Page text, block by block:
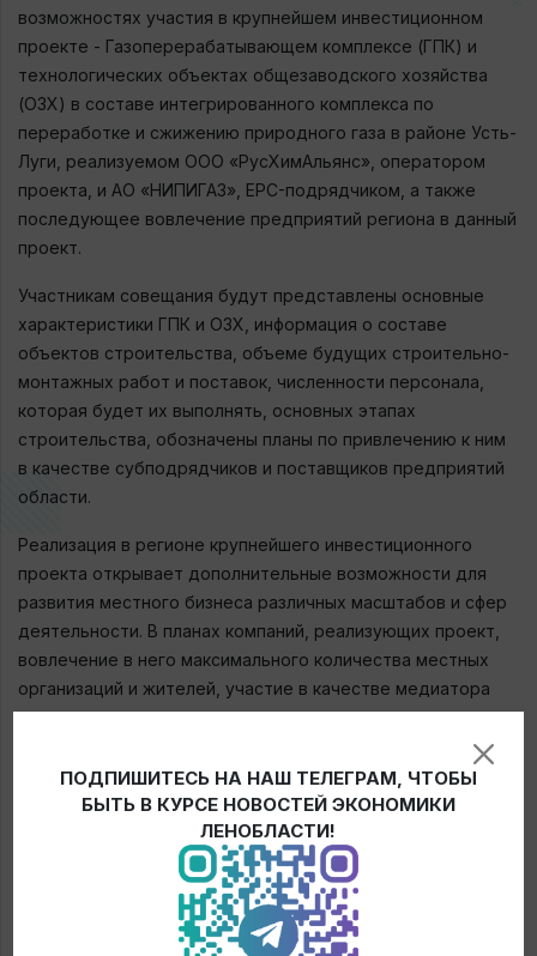
возможностях участия в крупнейшем инвестиционном
проекте - Газоперерабатывающем комплексе (ГПК) и
технологических объектах общезаводского хозяйства
(ОЗХ) в составе интегрированного комплекса по
переработке и сжижению природного газа в районе Усть-
Луги, реализуемом ООО «РусХимАльянс», оператором
проекта, и АО «НИПИГАЗ», EPC-подрядчиком, а также
последующее вовлечение предприятий региона в данный
проект.
Участникам совещания будут представлены основные
характеристики ГПК и ОЗХ, информация о составе
объектов строительства, объеме будущих строительно-
монтажных работ и поставок, численности персонала,
которая будет их выполнять, основных этапах
строительства, обозначены планы по привлечению к ним
в качестве субподрядчиков и поставщиков предприятий
области.
Реализация в регионе крупнейшего инвестиционного
проекта открывает дополнительные возможности для
развития местного бизнеса различных масштабов и сфер
деятельности. В планах компаний, реализующих проект,
вовлечение в него максимального количества местных
организаций и жителей, участие в качестве медиатора
процессов, связанных со строительством, оказание
всесторонней помощи и поддержки всем участникам.
Рабочие встречи в рамках проекта с местными
промышленниками и предпринимателями будут
поставлены на постоянную основу.
В ходе реализации проекта будут использованы самые
передовые производственные технологии, включая
сооружение мощностей по ежегодной переработке 45
ПОДПИШИТЕСЬ НА НАШ ТЕЛЕГРАМ, ЧТОБЫ
БЫТЬ В КУРСЕ НОВОСТЕЙ ЭКОНОМИКИ
ЛЕНОБЛАСТИ!